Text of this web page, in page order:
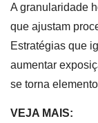
A granularidade
que ajustam
Estratégias que
aumentar
se torna
VEJA MAIS: